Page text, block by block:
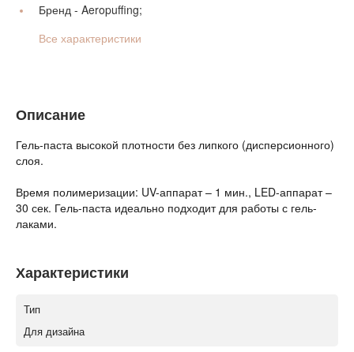
Бренд - Aeropuffing;
Все характеристики
Описание
Гель-паста высокой плотности без липкого (дисперсионного)
слоя.
Время полимеризации: UV-аппарат – 1 мин., LED-аппарат –
30 сек. Гель-паста идеально подходит для работы с гель-
лаками.
Характеристики
Тип
Для дизайна